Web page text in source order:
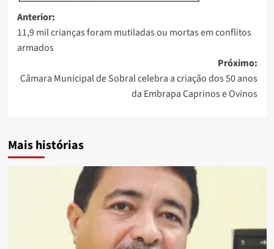
Anterior:
11,9 mil crianças foram mutiladas ou mortas em conflitos
armados
Próximo:
Câmara Municipal de Sobral celebra a criação dos 50 anos
da Embrapa Caprinos e Ovinos
Mais histórias